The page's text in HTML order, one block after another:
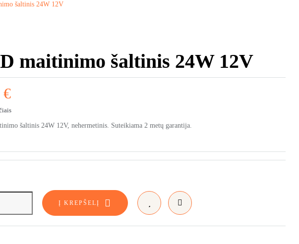
šaltinis 24W 12V
maitinimo šaltinis 24W 12V
€
šaltinis 24W 12V, nehermetinis. Suteikiama 2 metų garantija.
Į KREPŠELĮ